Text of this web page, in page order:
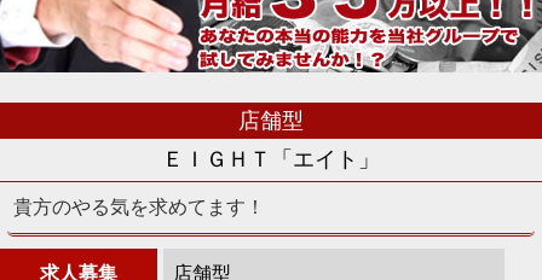
店舗型
ＥＩＧＨＴ「エイト」
貴方のやる気を求めてます！
求人募集 店舗型